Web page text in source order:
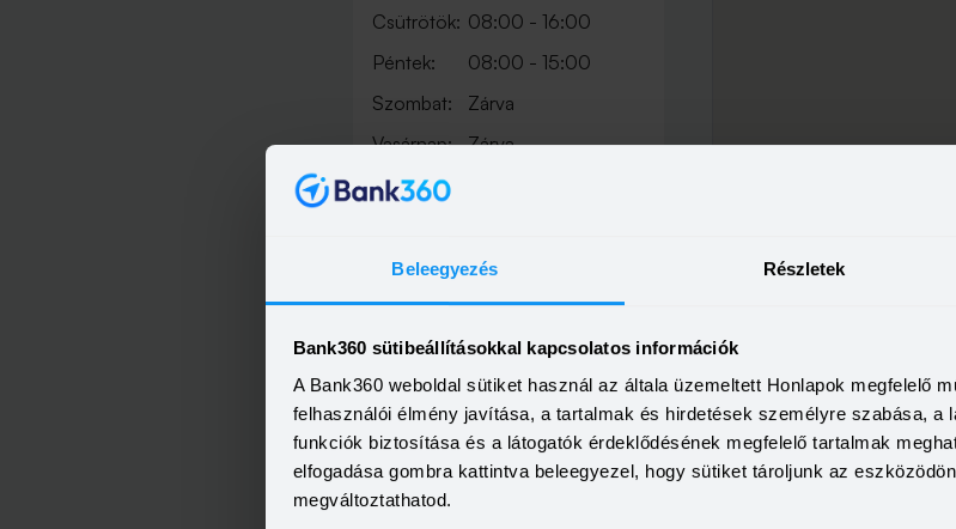
Beleegyezés Részletek
Bank360 sütibeállításokkal kapcsolatos információk
A Bank360 weboldal sütiket használ az általa üzemeltett Honlapok megfelelő
felhasználói élmény javítása, a tartalmak és hirdetések személyre szabása, a
funkciók biztosítása és a látogatók érdeklődésének megfelelő tartalmak
elfogadása gombra kattintva beleegyezel, hogy sütiket tároljunk az
megváltoztathatod.
Csütrötök: 08:00 - 16:00
Péntek:
08:00 - 15:00
Szombat:
Zárva
Vasárnap:
Zárva